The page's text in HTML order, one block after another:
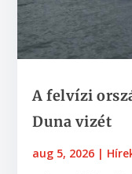
A felvízi
Duna vizét
aug 5, 2026 |